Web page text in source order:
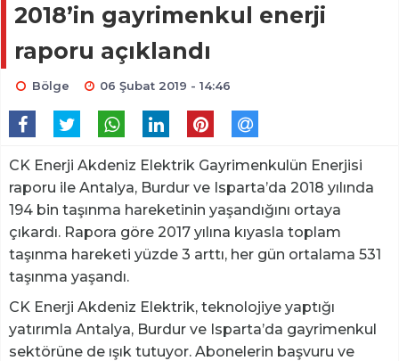
2018’in gayrimenkul enerji
raporu açıklandı
Bölge 06 Şubat 2019 - 14:46
CK Enerji Akdeniz Elektrik Gayrimenkulün Enerjisi
raporu ile Antalya, Burdur ve Isparta’da 2018 yılında
194 bin taşınma hareketinin yaşandığını ortaya
çıkardı. Rapora göre 2017 yılına kıyasla toplam
taşınma hareketi yüzde 3 arttı, her gün ortalama 531
taşınma yaşandı.
CK Enerji Akdeniz Elektrik, teknolojiye yaptığı
yatırımla Antalya, Burdur ve Isparta’da gayrimenkul
sektörüne de ışık tutuyor. Abonelerin başvuru ve